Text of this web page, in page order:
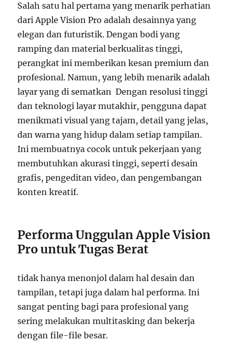
Salah satu hal pertama yang menarik perhatian
dari Apple Vision Pro adalah desainnya yang
elegan dan futuristik. Dengan bodi yang
ramping dan material berkualitas tinggi,
perangkat ini memberikan kesan premium dan
profesional. Namun, yang lebih menarik adalah
layar yang di sematkan Dengan resolusi tinggi
dan teknologi layar mutakhir, pengguna dapat
menikmati visual yang tajam, detail yang jelas,
dan warna yang hidup dalam setiap tampilan.
Ini membuatnya cocok untuk pekerjaan yang
membutuhkan akurasi tinggi, seperti desain
grafis, pengeditan video, dan pengembangan
konten kreatif.
Performa Unggulan Apple Vision
Pro untuk Tugas Berat
tidak hanya menonjol dalam hal desain dan
tampilan, tetapi juga dalam hal performa. Ini
sangat penting bagi para profesional yang
sering melakukan multitasking dan bekerja
dengan file-file besar.